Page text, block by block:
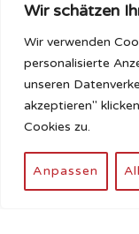
Wir schätzen
Wir verwenden
personalisierte
unseren
akzeptieren"
Cookies zu.
Anpassen
Sign up to